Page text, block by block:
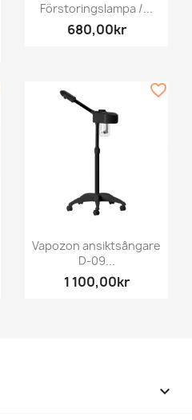
Förstoringslampa /...
680,00kr
Vapozon ansiktsångare
D-09...
1 100,00kr
favorite_border
